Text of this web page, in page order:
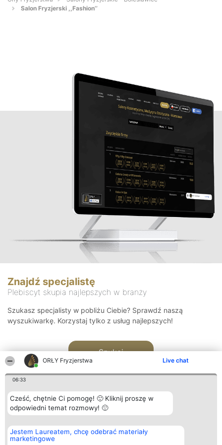
ORŁY Fryzjerstwa Live chat
06:33
Cześć, chętnie Ci pomogę! 🙂 Kliknij proszę w
odpowiedni temat rozmowy! 🙂
Jestem Laureatem, chcę odebrać materiały
marketingowe
Salon Fryzjerski ,,Fashion’’
Znajdź specjalistę
Plebiscyt skupia najlepszych w branży
Szukasz specjalisty w pobliżu Ciebie? Sprawdź naszą
wyszukiwarkę. Korzystaj tylko z usług najlepszych!
Szukaj
Organizator plebiscytu
Bright Side Solutions sp. z o.
o. sp. k.
Plebiscyt
Laureaci
Kontakt
Kontakt